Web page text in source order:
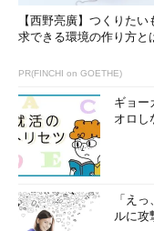
バックアップ（イン
います。
増分バックアップとは
（※5）。
【西野亮廣】つくりたい
求できる環境の作り方と
PR(FINCHI on GOETHE)
ギョ
オロし
「え
ルに攻